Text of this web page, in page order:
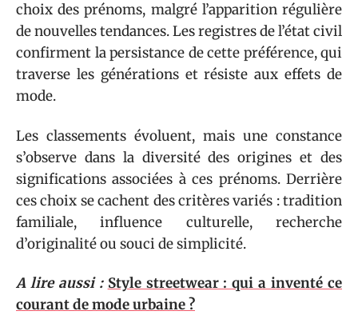
choix des prénoms, malgré l’apparition régulière
de nouvelles tendances. Les registres de l’état civil
confirment la persistance de cette préférence, qui
traverse les générations et résiste aux effets de
mode.
Les classements évoluent, mais une constance
s’observe dans la diversité des origines et des
significations associées à ces prénoms. Derrière
ces choix se cachent des critères variés : tradition
familiale, influence culturelle, recherche
d’originalité ou souci de simplicité.
A lire aussi : Style streetwear : qui a inventé ce
courant de mode urbaine ?